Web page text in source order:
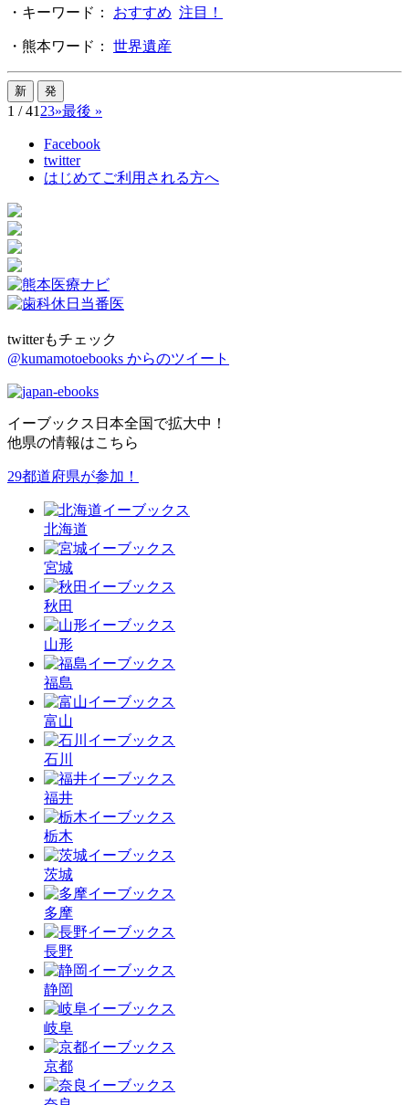
・キーワード： おすすめ 注目！
・熊本ワード： 世界遺産
1 / 41 23»最後 »
Facebook
twitter
はじめてご利用される方へ
twitterもチェック
@kumamotoebooks からのツイート
イーブックス日本全国で拡大中！
他県の情報はこちら
29都道府県が参加！
北海道
宮城
秋田
山形
福島
富山
石川
福井
栃木
茨城
多摩
長野
静岡
岐阜
京都